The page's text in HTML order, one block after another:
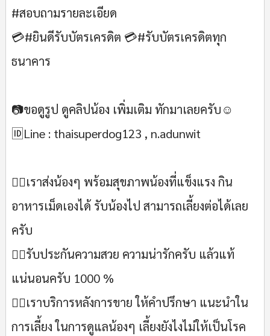
#สอบถามรายละเอียด
💳#ยินดีรับบัตรเครดิต 💳#รับบัตรเครดิตทุก
ธนาคาร
📷ขอดูรูป ดูคลิปน้อง เพิ่มเติม ทักมาเลยครับ☺
🆔Line : thaisuperdog123 , n.adunwit
💁‍♂เราส่งน้องๆ พร้อมสุขภาพน้องที่แข็งแรง กิน
อาหารเม็ดเองได้ รับน้องไป สามารถเลี้ยงต่อได้เลย
ครับ
🙋‍♂รับประกันความสวย ความน่ารักครับ แล้วแท้
แน่นอนครับ 1000 %
💁‍♂เราบริการหลังการขาย ให้คำปรึกษา แนะนำใน
การเลี้ยง ในการดูแลน้องๆ เลี้ยงยังไงไม่ให้เป็นโรค